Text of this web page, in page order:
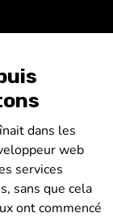
dans les
web
services
sans que cela
ont commencé